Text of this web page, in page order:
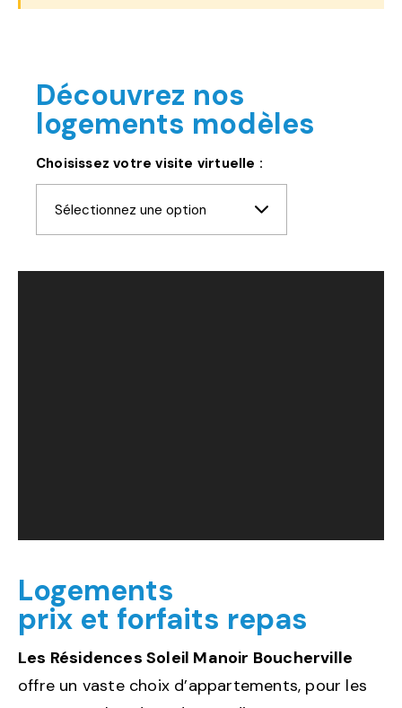
Découvrez nos
logements modèles
Choisissez votre visite virtuelle :
Sélectionnez une option
Logements
prix et forfaits repas
Les Résidences Soleil Manoir Boucherville
offre un vaste choix d’appartements, pour les